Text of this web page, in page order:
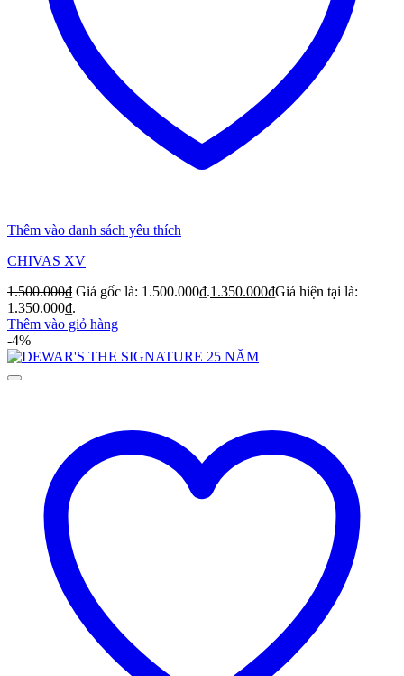
Thêm vào danh sách yêu thích
CHIVAS XV
1.500.000₫ Giá gốc là: 1.500.000₫.1.350.000₫Giá hiện tại là:
1.350.000₫.
Thêm vào giỏ hàng
-4%